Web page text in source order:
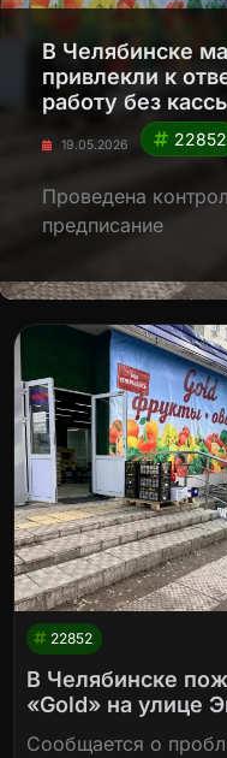
В Челябинске
привлекли к
работу без
19.05.2026 22852
Проведена
предписание
22852
В Челябинске
«Gold» на улице
Сообщается о